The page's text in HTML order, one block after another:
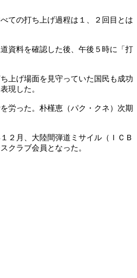
ての打ち上げ過程は１、２回目とは
資料を確認した後、午後５時に「打
上げ場面を見守っていた国民も成功
現した。
労った。朴槿恵（パク・クネ）次期
２月、大陸間弾道ミサイル（ＩＣＢ
クラブ会員となった。